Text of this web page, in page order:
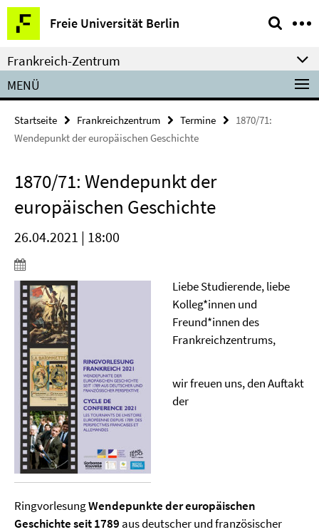
Springe
direkt
zu
Inhalt
Freie Universität Berlin
Service-
Navigation
Frankreich-Zentrum
MENÜ
Startseite Frankreichzentrum Termine
1870/71:
Wendepunkt der europäischen Geschichte
1870/71: Wendepunkt der
europäischen Geschichte
26.04.2021 | 18:00
Liebe Studierende, liebe
Kolleg*innen und
Freund*innen des
Frankreichzentrums,
wir freuen uns, den Auftakt
der
RingvorlesungWendepunkte der europäischen
Geschichte seit 1789 aus deutscher und französischer